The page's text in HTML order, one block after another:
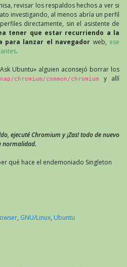
revisar los respaldos hechos a ver si
investigando, al menos abría un perfil
directamente, sin el asistente de
tener que estar recurriendo a la
para lanzar el navegador web, ese
.
Ubuntu» alguien aconsejó borrar los
chromium/common/chromium
y allí
ejecuté Chromium y ¡Zas! todo de nuevo
normalidad.
qué hace el endemoniado Singleton
, GNU/Linux, Ubuntu